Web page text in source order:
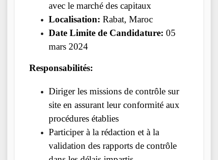
avec le marché des capitaux
Localisation: Rabat, Maroc
Date Limite de Candidature: 05
mars 2024
Responsabilités:
Diriger les missions de contrôle sur
site en assurant leur conformité aux
procédures établies
Participer à la rédaction et à la
validation des rapports de contrôle